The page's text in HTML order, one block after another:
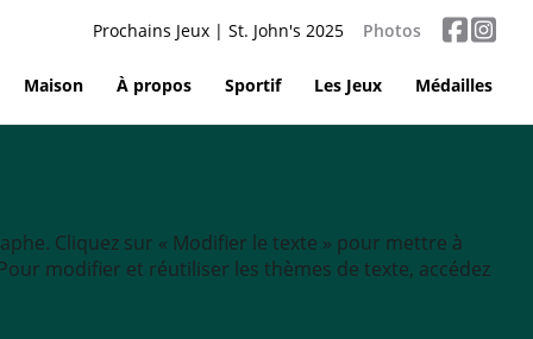
Prochains Jeux | St. John's 2025 Photos
Maison À propos Sportif Les Jeux Médailles
Cliquez sur « Modifier le texte » pour mettre à
modifier et réutiliser les thèmes de texte, accédez